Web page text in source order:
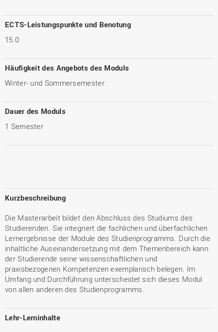
ECTS-Leistungspunkte und Benotung
15.0
Häufigkeit des Angebots des Moduls
Winter- und Sommersemester
Dauer des Moduls
1 Semester
Kurzbeschreibung
Die Masterarbeit bildet den Abschluss des Studiums des
Studierenden. Sie integriert die fachlichen und überfachlichen
Lernergebnisse der Module des Studienprogramms. Durch die
inhaltliche Auseinandersetzung mit dem Themenbereich kann
der Studierende seine wissenschaftlichen und
praxisbezogenen Kompetenzen exemplarisch belegen. Im
Umfang und Durchführung unterscheidet sich dieses Modul
von allen anderen des Studienprogramms.
Lehr-Lerninhalte